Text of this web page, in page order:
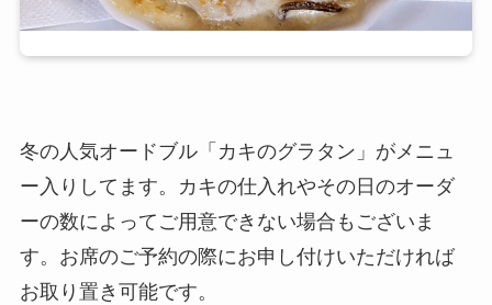
冬の人気オードブル「カキのグラタン」がメニュ
ー入りしてます。カキの仕入れやその日のオーダ
ーの数によってご用意できない場合もございま
す。お席のご予約の際にお申し付けいただければ
お取り置き可能です。